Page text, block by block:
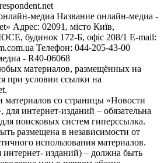
медиа Название онлайн-медиа -
Адрес: 02091, місто Київ,
будинок 172-Б, офіс 208/1 E-mail:
Телефон: 044-205-43-00
- R40-06068
материалов, размещённых на
при условии ссылки на
со страницы «Новости
интернет-изданий – обязательна
поисковых систем гиперссылка.
размещена в независимости от
использования материалов.
интернет- изданий) – должна быть